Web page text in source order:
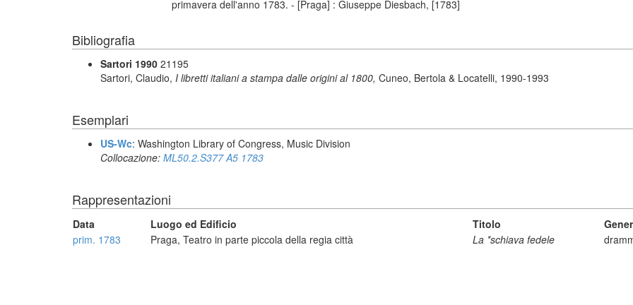
primavera dell'anno 1783. - [Praga] : Giuseppe Diesbach, [1783]
Bibliografia
Sartori 1990 21195
Sartori, Claudio, I libretti italiani a stampa dalle origini al 1800, Cuneo, Bertola & Locatelli, 1990-1993
Esemplari
US-Wc: Washington Library of Congress, Music Division
Collocazione: ML50.2.S377 A5 1783
Rappresentazioni
Data Luogo ed Edificio Titolo
prim. 1783
Praga, Teatro in parte piccola della regia città La *schiava fedele